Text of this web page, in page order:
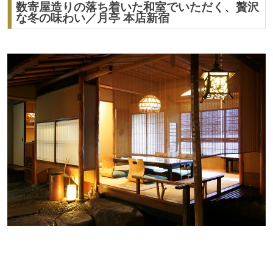
数寄屋造りの落ち着いた和室でいただく、贅沢
な冬の味わい／月亭 本店新宿